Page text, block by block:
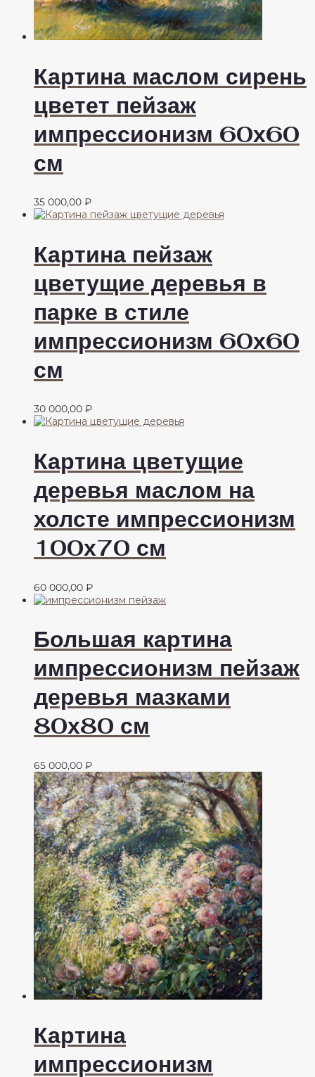
Картина маслом сирень
цветет пейзаж
импрессионизм 60х60
см
35 000,00 ₽
Картина пейзаж
цветущие деревья в
парке в стиле
импрессионизм 60х60
см
30 000,00 ₽
Картина цветущие
деревья маслом на
холсте импрессионизм
100х70 см
60 000,00 ₽
Большая картина
импрессионизм пейзаж
деревья мазками
80х80 см
65 000,00 ₽
Картина
импрессионизм